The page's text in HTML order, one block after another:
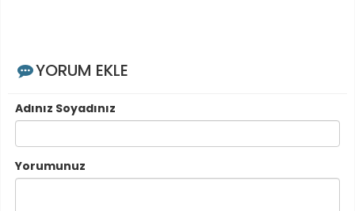
YORUM EKLE
Adınız Soyadınız
Yorumunuz